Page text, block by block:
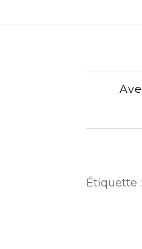
Étiquette :